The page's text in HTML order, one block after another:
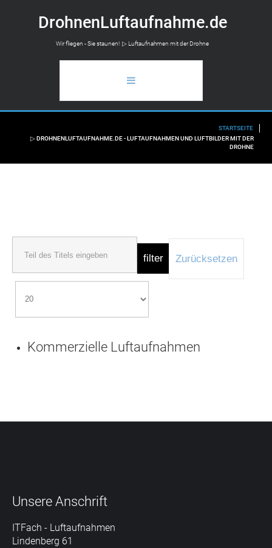
DrohnenLuftaufnahme.de
Wir fliegen - Sie staunen! ▷ Luftaufnahmen mit der Drohne
INFO
STARTSEITE
▷ DROHNENLUFTAUFNAHME.DE - LUFTAUFNAHMEN UND LUFTBILDER MIT DER
DROHNE
filter Zurücksetzen
Kommerzielle Luftaufnahmen
Unsere Anschrift
ITFach - Luftaufnahmen
Lindenberg 61